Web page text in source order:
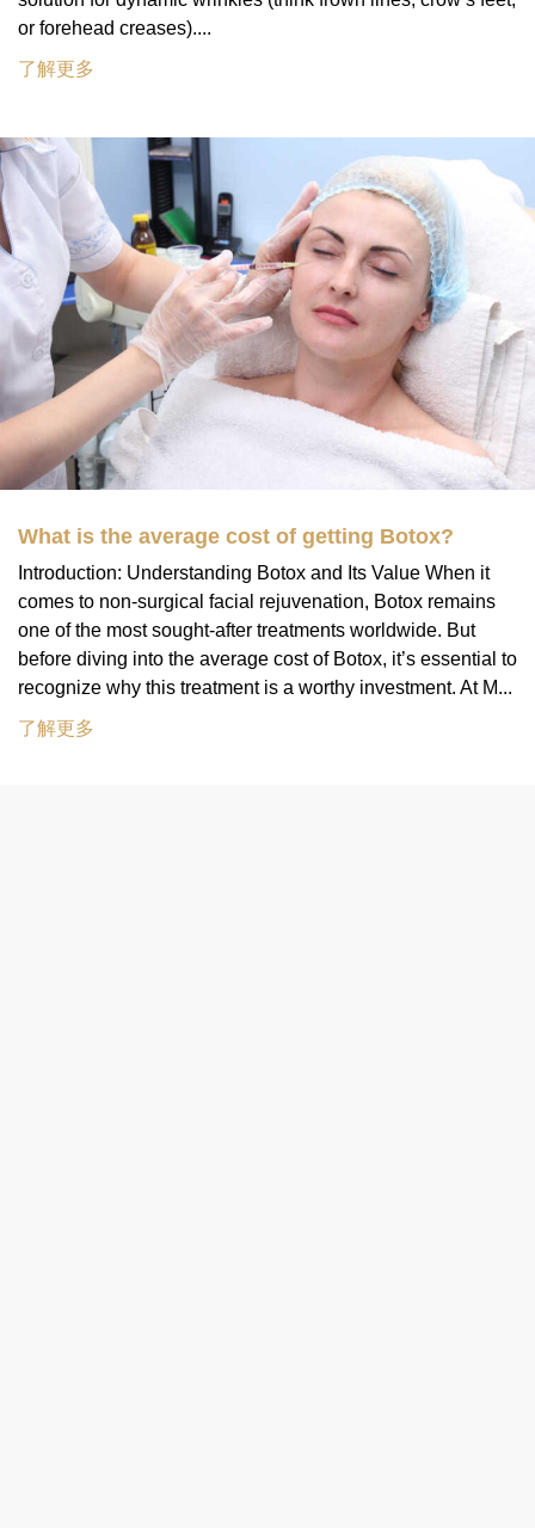
or forehead creases)....
了解更多
What is the average cost of getting Botox?
Introduction: Understanding Botox and Its Value When it
comes to non-surgical facial rejuvenation, Botox remains
one of the most sought-after treatments worldwide. But
before diving into the average cost of Botox, it’s essential to
recognize why this treatment is a worthy investment. At M...
了解更多